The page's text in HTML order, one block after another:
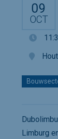
09
OCT
Limburg